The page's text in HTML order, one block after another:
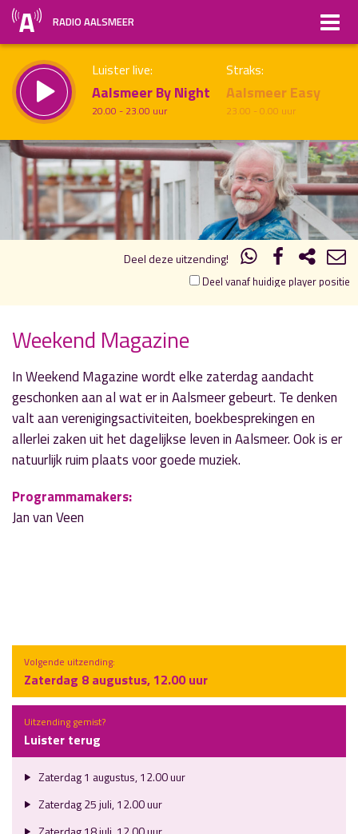
RADIO AALSMEER
Luister live:
Aalsmeer By Night
20.00 - 23.00 uur
Straks:
Aalsmeer Easy
23.00 - 0.00 uur
12.00 13.00
Vorig uur uur 1 van 1 Volgend uur
Inklappen
Deel deze uitzending!
Deel vanaf huidige player positie
Weekend Magazine
In Weekend Magazine wordt elke zaterdag aandacht
geschonken aan al wat er in Aalsmeer gebeurt. Te denken
valt aan verenigingsactiviteiten, boekbesprekingen en
allerlei zaken uit het dagelijkse leven in Aalsmeer. Ook is er
natuurlijk ruim plaats voor goede muziek.
Programmamakers:
Jan van Veen
Volgende uitzending:
Zaterdag 8 augustus, 12.00 uur
Uitzending gemist?
Luister terug
Zaterdag 1 augustus, 12.00 uur
Zaterdag 25 juli, 12.00 uur